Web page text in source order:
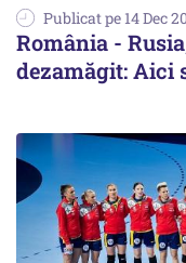
Publicat pe 14 Dec
România -
dezamăgit: Aici